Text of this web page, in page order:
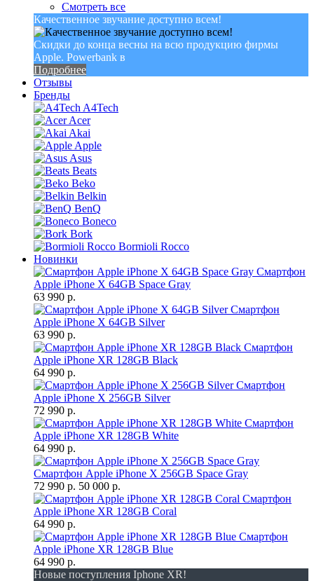
Смотреть все
Качественное звучание доступно всем!
Скидки до конца весны на всю продукцию фирмы
Apple. Powerbank в
Подробнее
Отзывы
Бренды
A4Tech
Acer
Akai
Apple
Asus
Beats
Beko
Belkin
BenQ
Boneco
Bork
Bormioli Rocco
Новинки
Смартфон
Apple iPhone X 64GB Space Gray
63 990 р.
Смартфон
Apple iPhone X 64GB Silver
63 990 р.
Смартфон
Apple iPhone XR 128GB Black
64 990 р.
Смартфон
Apple iPhone X 256GB Silver
72 990 р.
Смартфон
Apple iPhone XR 128GB White
64 990 р.
Смартфон Apple iPhone X 256GB Space Gray
72 990 р. 50 000 р.
Смартфон
Apple iPhone XR 128GB Coral
64 990 р.
Смартфон
Apple iPhone XR 128GB Blue
64 990 р.
Новые поступления Iphone XR!